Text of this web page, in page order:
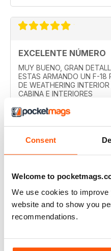
Consent
Welcome to
We use cookies to
website and to show you
recommendations.
EXCELENTE NÚMERO
MUY BUENO, GRAN
ESTAS ARMANDO UN F-18
DE WEATHERING
CABINA E INTERIORES
100 X 100 RECOMENDADA
MUY BUENA REVISTA